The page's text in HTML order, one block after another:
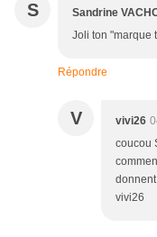
S Sandrine
Joli ton "marque
Répondre
V vivi26
coucou
vivi26